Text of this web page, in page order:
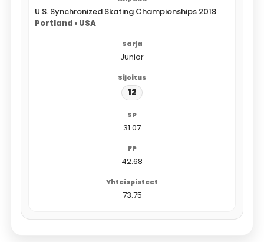
U.S. Synchronized Skating Championships 2018
Portland • USA
Junior
12
31.07
42.68
73.75